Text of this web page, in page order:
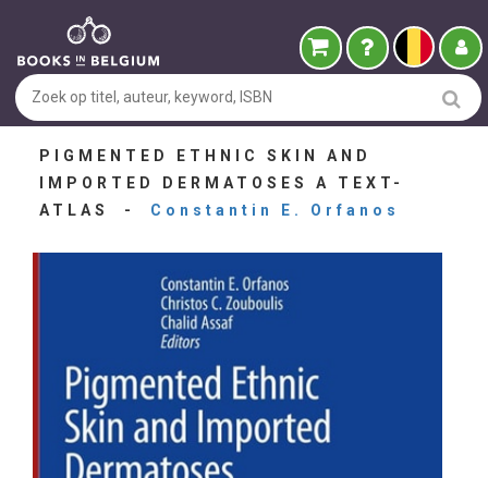
PIGMENTED ETHNIC SKIN AND
IMPORTED DERMATOSES A TEXT-
ATLAS - Constantin E. Orfanos